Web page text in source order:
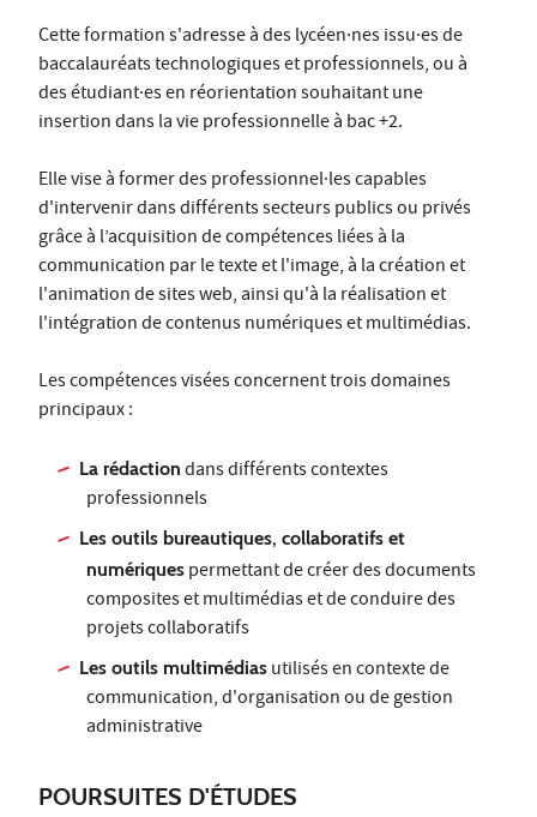
Cette formation s'adresse à des lycéen·nes issu·es de
baccalauréats technologiques et professionnels, ou à
des étudiant·es en réorientation souhaitant une
insertion dans la vie professionnelle à bac +2.
Elle vise à former des professionnel·les capables
d'intervenir dans différents secteurs publics ou privés
grâce à l’acquisition de compétences liées à la
communication par le texte et l'image, à la création et
l'animation de sites web, ainsi qu'à la réalisation et
l'intégration de contenus numériques et multimédias.
Les compétences visées concernent trois domaines
principaux :
La rédaction dans différents contextes
professionnels
Les outils bureautiques, collaboratifs et
numériques permettant de créer des documents
composites et multimédias et de conduire des
projets collaboratifs
Les outils multimédias utilisés en contexte de
communication, d'organisation ou de gestion
administrative
POURSUITES D'ÉTUDES